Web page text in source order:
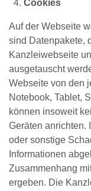
Cookies
Auf der Webseite
sind Datenpakete,
Kanzleiwebseite
ausgetauscht
Webseite von den
Notebook, Tablet,
können insoweit
Geräten anrichten.
oder sonstige
Informationen
Zusammenhang
ergeben. Die